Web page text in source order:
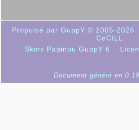
Propulsé par GuppY © 2005-2026
CeCILL
Skins Papinou GuppY 6
Document généré en